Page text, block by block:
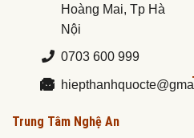
Hoàng Mai, Tp Hà
Nội
0703 600 999
Trung Tâm Nghệ An